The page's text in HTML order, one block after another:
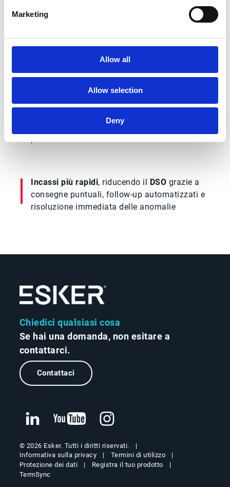
Marketing
Allow all
Allow selection
Deny
Riduzione dei costi operativi, migliorando
accuratezza, efficienza e conformità nei
flussi di fatturazione
normative di e-invoicing e adattandosi alle
Incassi più rapidi, riducendo il DSO grazie a
consegne puntuali, follow-up automatizzati e
risoluzione immediata delle anomalie
Chiedici qualsiasi cosa
Se hai una domanda, non esitare a
contattarci.
Contattaci
© 2026 Esker. Tutti i diritti riservati.
Informativa sulla privacy
Termini di utilizzo
Protezione dei dati
Registra il tuo prodotto
TermSync